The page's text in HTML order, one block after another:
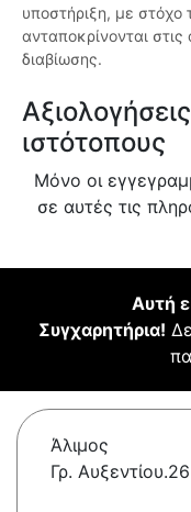
υποστήριξη, με στόχο
ανταποκρίνονται
διαβίωσης.
ιστότοπους
Μόνο οι
σε αυτές τις
Αυτή
Συγχαρητήρια!
Άλιμος
Γρ.